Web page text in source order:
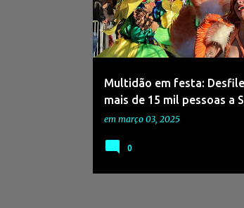
s
a
g
Multidão em festa:
mais de 15 mil pessoas a
em março 03, 2025
0